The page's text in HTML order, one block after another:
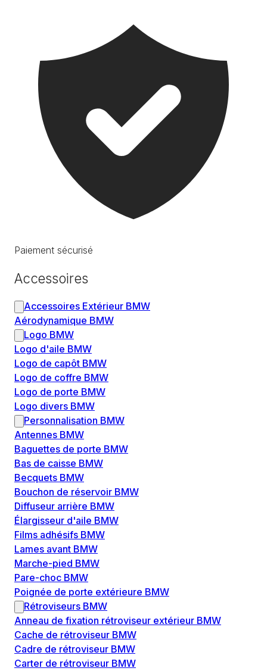
Paiement sécurisé
Accessoires
Accessoires Extérieur BMW
Aérodynamique BMW
Logo BMW
Logo d'aile BMW
Logo de capôt BMW
Logo de coffre BMW
Logo de porte BMW
Logo divers BMW
Personnalisation BMW
Antennes BMW
Baguettes de porte BMW
Bas de caisse BMW
Becquets BMW
Bouchon de réservoir BMW
Diffuseur arrière BMW
Élargisseur d'aile BMW
Films adhésifs BMW
Lames avant BMW
Marche-pied BMW
Pare-choc BMW
Poignée de porte extérieure BMW
Rétroviseurs BMW
Anneau de fixation rétroviseur extérieur BMW
Cache de rétroviseur BMW
Cadre de rétroviseur BMW
Carter de rétroviseur BMW